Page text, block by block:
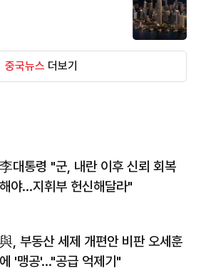
중국뉴스 더보기
李대통령 "군, 내란 이후 신뢰 회복
해야…지휘부 헌신해달라"
與, 부동산 세제 개편안 비판 오세훈
에 '맹공'…"공급 억제기"